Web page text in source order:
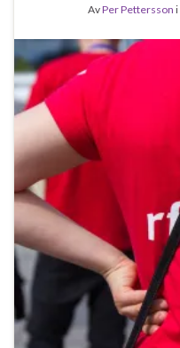
AvPer Pettersson i